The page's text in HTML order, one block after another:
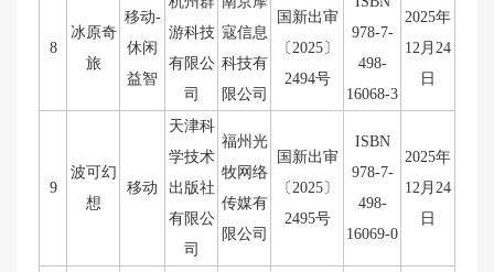
8
冰原奇
旅
移动-
休闲
益智
游科技
有限公
司
寇信息
科技有
限公司
国新出审
〔2025〕
2494号
978-7-
498-
16068-3
2025年
12月24
日
9
波可幻
想
移动
天津科
学技术
出版社
有限公
司
福州光
牧网络
传媒有
限公司
国新出审
〔2025〕
2495号
ISBN
978-7-
498-
16069-0
2025年
12月24
日